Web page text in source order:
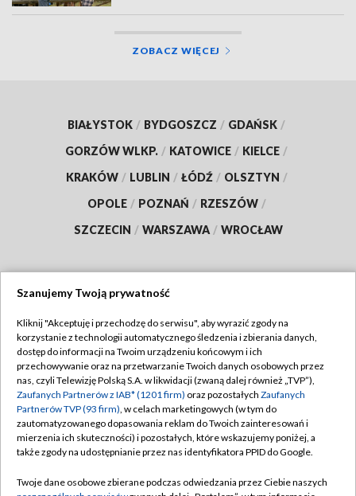
ZOBACZ WIĘCEJ
BIAŁYSTOK / BYDGOSZCZ / GDAŃSK /
GORZÓW WLKP. / KATOWICE / KIELCE /
KRAKÓW / LUBLIN / ŁÓDŹ / OLSZTYN /
OPOLE / POZNAŃ / RZESZÓW /
SZCZECIN / WARSZAWA / WROCŁAW
TVP
Abonament TVP
Emisja w TVP
Centrum informacji TVP
Naziemna Telewizja Cyfrowa
Regulamin TVP
Polityka prywatności
Moje zgody
Pomoc
Szanujemy Twoją prywatność
Kliknij "Akceptuję i przechodzę do serwisu", aby wyrazić zgody na
korzystanie z technologii automatycznego śledzenia i zbierania danych,
dostęp do informacji na Twoim urządzeniu końcowym i ich
przechowywanie oraz na przetwarzanie Twoich danych osobowych przez
nas, czyli Telewizję Polską S.A. w likwidacji (zwaną dalej również „TVP”),
Zaufanych Partnerów z IAB* (1201 firm) oraz pozostałych Zaufanych
Partnerów TVP (93 firm), w celach marketingowych (w tym do
zautomatyzowanego dopasowania reklam do Twoich zainteresowań i
mierzenia ich skuteczności) i pozostałych, które wskazujemy poniżej, a
także zgody na udostępnianie przez nas identyfikatora PPID do Google.
Twoje dane osobowe zbierane podczas odwiedzania przez Ciebie naszych